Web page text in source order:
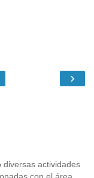
›
diversas actividades